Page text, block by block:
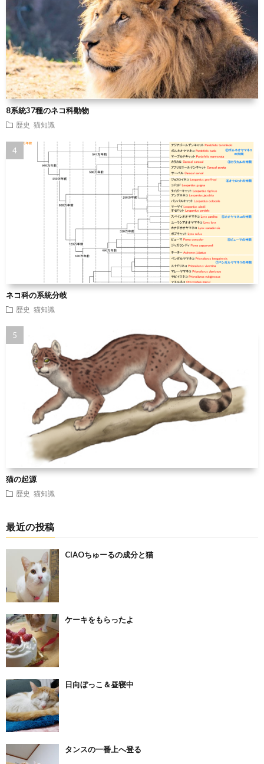
8系統37種のネコ科動物
歴史 猫知識
ネコ科の系統分岐
歴史 猫知識
猫の起源
歴史 猫知識
最近の投稿
CIAOちゅーるの成分と猫
ケーキをもらったよ
日向ぼっこ＆昼寝中
タンスの一番上へ登る